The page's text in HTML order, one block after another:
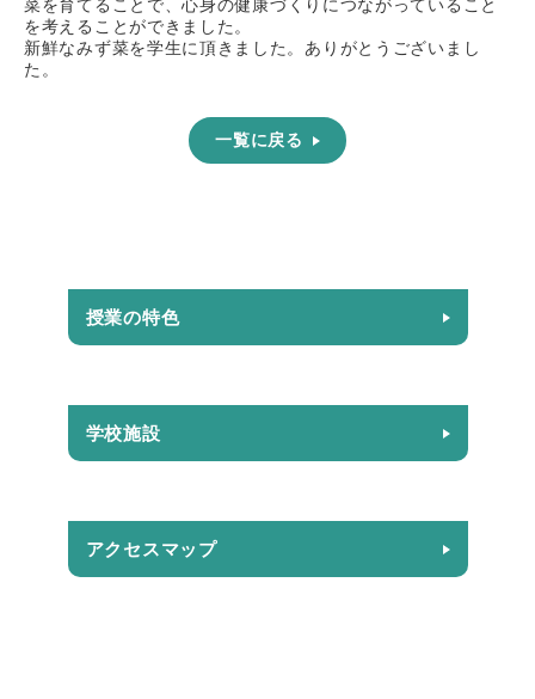
菜を育てることで、心身の健康づくりにつながっていること
を考えることができました。
新鮮なみず菜を学生に頂きました。ありがとうございまし
た。
一覧に戻る
授業の特色
学校施設
アクセスマップ